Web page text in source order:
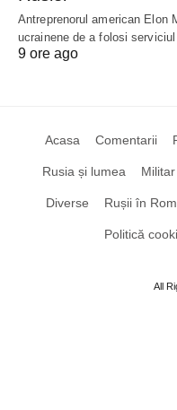
Antreprenorul american Elon
ucrainene de a folosi
9 ore ago
Acasa Comentarii
Rusia și lumea Militar
Diverse Rușii în
Politică
All